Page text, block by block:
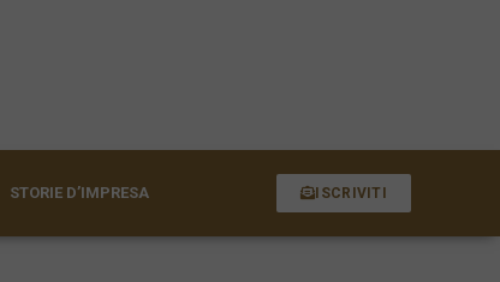
STORIE D’IMPRESA ISCRIVITI